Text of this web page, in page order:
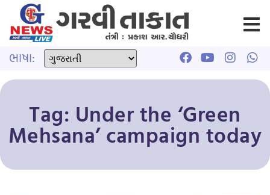
ભાષા:
Tag: Under the ‘Green
Mehsana’ campaign today